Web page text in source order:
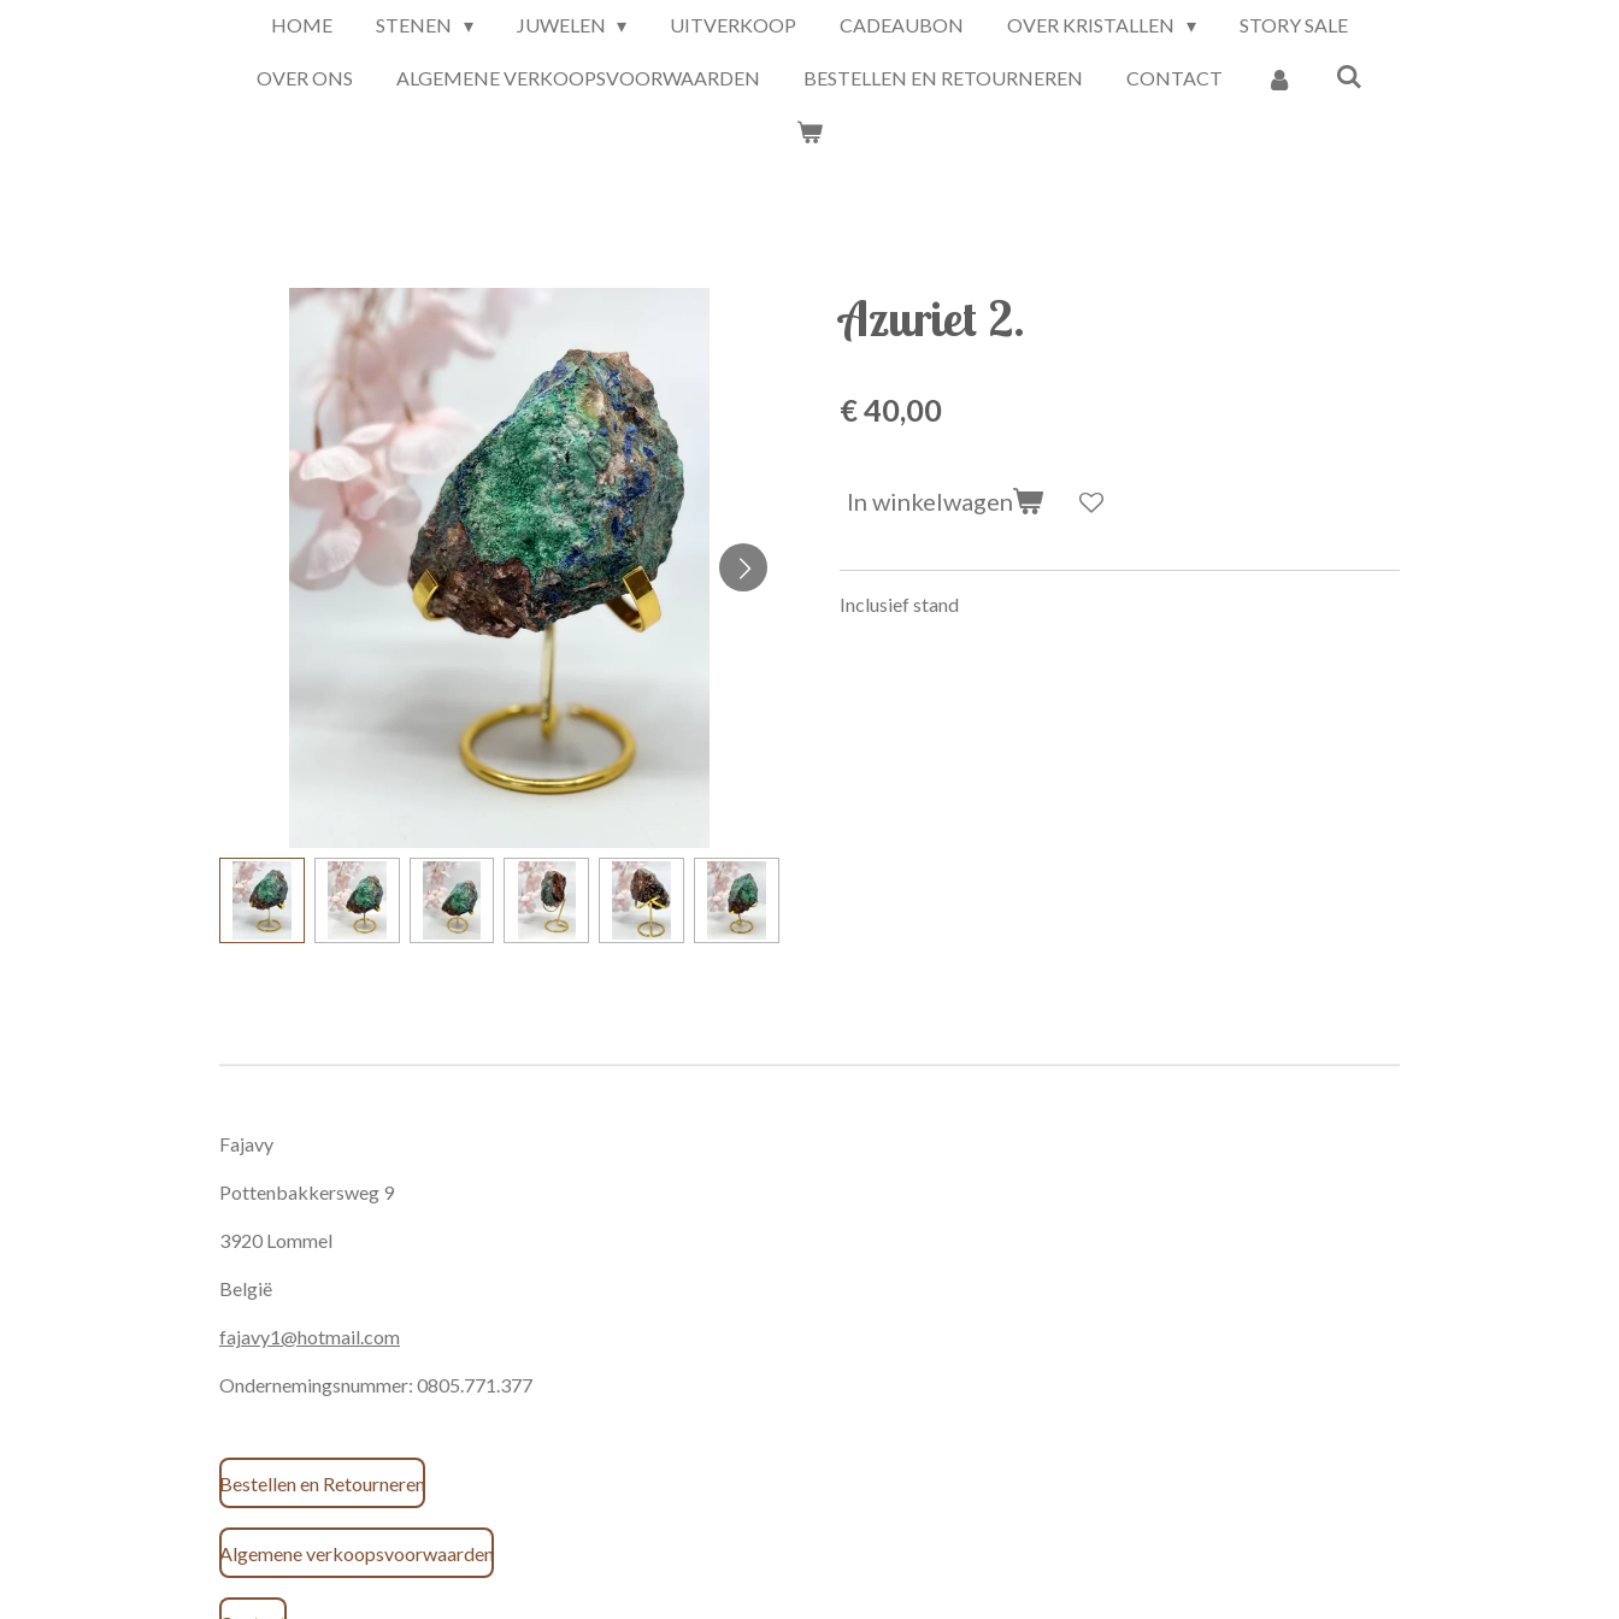
HOME STENEN JUWELEN UITVERKOOP CADEAUBON OVER KRISTALLEN STORY SALE
OVER ONS ALGEMENE VERKOOPSVOORWAARDEN BESTELLEN EN RETOURNEREN CONTACT
Azuriet 2.
€ 40,00
In winkelwagen
Inclusief stand
Fajavy
Pottenbakkersweg 9
3920 Lommel
België
fajavy1@hotmail.com
Ondernemingsnummer: 0805.771.377
Bestellen en Retourneren
Algemene verkoopsvoorwaarden